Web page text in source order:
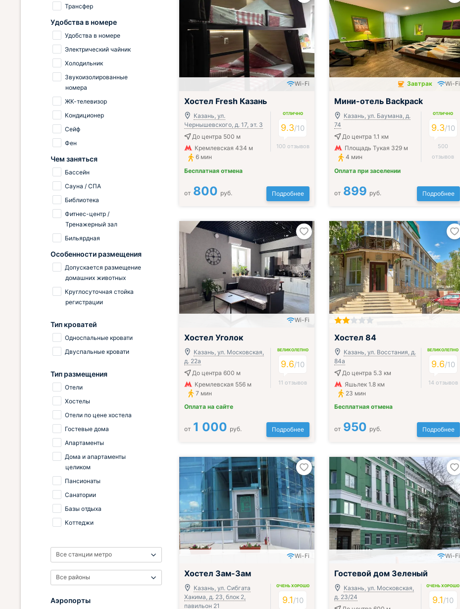
Wi-Fi
Хостел Fresh Казань
Казань, ул.
Чернышевского, д. 17, эт. 3
До центра 500 м
Кремлевская 434 м
6 мин
Бесплатная отмена
ОТЛИЧНО
9.3/10
100 отзывов
от 800 руб. Подробнее
Завтрак включён
Завтрак Wi-Fi
Мини-отель Backpack
Казань, ул. Баумана, д.
74
До центра 1.1 км
Площадь Тукая 329 м
4 мин
Оплата при заселении
ОТЛИЧНО
9.3/10
500
отзывов
от 899 руб. Подробнее
Wi-Fi
Хостел Уголок
Казань, ул. Московская,
д. 22а
До центра 600 м
Кремлевская 556 м
7 мин
Оплата на сайте
ВЕЛИКОЛЕПНО
9.6/10
11 отзывов
от 1 000 руб. Подробнее
Хостел 84
Казань, ул. Восстания, д.
84а
До центра 5.3 км
Яшьлек 1.8 км
23 мин
Бесплатная отмена
ВЕЛИКОЛЕПНО
9.6/10
14 отзывов
от 950 руб. Подробнее
Wi-Fi
Хостел Зам-Зам
Казань, ул. Сибгата
Хакима, д. 23, блок 2,
павильон 21
ОЧЕНЬ ХОРОШО
9.1/10
Wi-Fi
Гостевой дом Зеленый
Казань, ул. Московская,
д. 23/24
ОЧЕНЬ ХОРОШО
9.1/10
Трансфер
Удобства в номере
Удобства в номере
Электрический чайник
Холодильник
Звукоизолированные
номера
ЖК-телевизор
Кондиционер
Сейф
Фен
Чем заняться
Бассейн
Сауна / СПА
Библиотека
Фитнес-центр /
Тренажерный зал
Бильярдная
Особенности размещения
Допускается размещение
домашних животных
Круглосуточная стойка
регистрации
Тип кроватей
Односпальные кровати
Двуспальные кровати
Тип размещения
Отели
Хостелы
Отели по цене хостела
Гостевые дома
Апартаменты
Дома и апартаменты
целиком
Пансионаты
Санатории
Базы отдыха
Коттеджи
Все станции метро
Все районы
Аэропорты